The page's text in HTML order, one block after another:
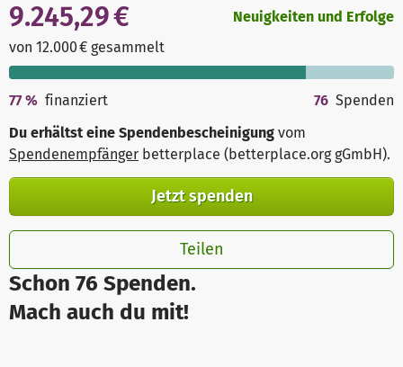
Schon 76 Spenden.
Mach auch du mit!
9.245,29 €
von 12.000 € gesammelt
Neuigkeiten und Erfolge
77% finanziert 76 Spenden
Du erhältst eine Spendenbescheinigung vom
Spendenempfänger betterplace (betterplace.org gGmbH).
Jetzt spenden
Teilen